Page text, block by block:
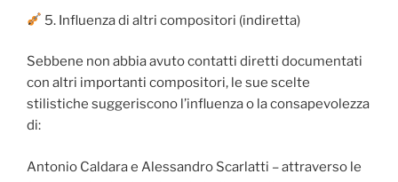
5. Influenza di altri compositori (indiretta)
Sebbene non abbia avuto contatti diretti documentati
con altri importanti compositori, le sue scelte
stilistiche suggeriscono l’influenza o la consapevolezza
di:
Antonio Caldara e Alessandro Scarlatti – attraverso le